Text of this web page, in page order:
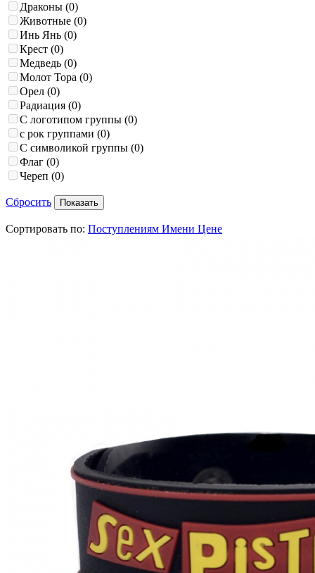
Драконы (0)
Животные (0)
Инь Янь (0)
Крест (0)
Медведь (0)
Молот Тора (0)
Орел (0)
Радиация (0)
С логотипом группы (0)
с рок группами (0)
С символикой группы (0)
Флаг (0)
Череп (0)
Сбросить
Сортировать по: Поступлениям Имени Цене